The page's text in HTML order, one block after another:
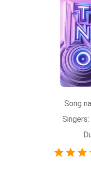
Song
Singers: